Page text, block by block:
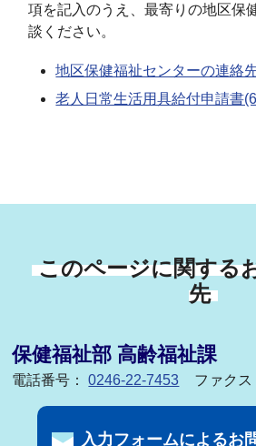
項を記入のうえ、最寄りの地区保
談ください。
地区保健福祉センターの連絡
老人日常生活用具給付申請書
このページに関する
先
保健福祉部 高齢福祉課
電話番号：0246-22-7453 ファク
入力フォームによるお